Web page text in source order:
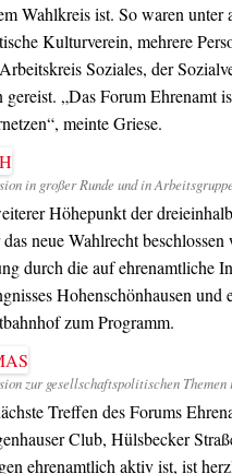
Wahlkreis ist. So waren unter
Kulturverein, mehrere
Soziales, der
„Das Forum Ehrenamt
meinte Griese.
in großer Runde und in
Höhepunkt der
neue Wahlrecht
durch die auf ehrenamtliche
Hohenschönhausen
zum Programm.
zur gesellschaftspolitischen
Treffen des Forums
Club, Hülsbecker
ehrenamtlich aktiv ist, ist